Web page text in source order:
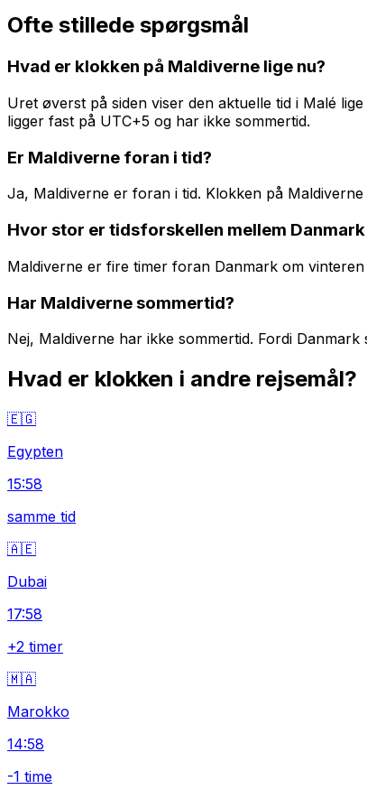
Ofte stillede spørgsmål
Hvad er klokken på Maldiverne lige nu?
Uret øverst på siden viser den aktuelle tid i Malé
ligger fast på UTC+5 og har ikke sommertid.
Er Maldiverne foran i tid?
Ja, Maldiverne er foran i tid. Klokken på
Hvor stor er tidsforskellen mellem
Maldiverne er fire timer foran Danmark om
Har Maldiverne sommertid?
Nej, Maldiverne har ikke sommertid. Fordi
Hvad er klokken i andre rejsemål?
🇪🇬
Egypten
15:58
samme tid
🇦🇪
Dubai
17:58
+2 timer
🇲🇦
Marokko
14:58
-1 time